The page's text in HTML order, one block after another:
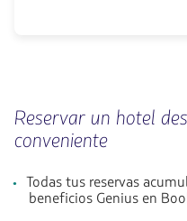
Reservar un hotel
conveniente
Todas tus reservas
beneficios Genius en